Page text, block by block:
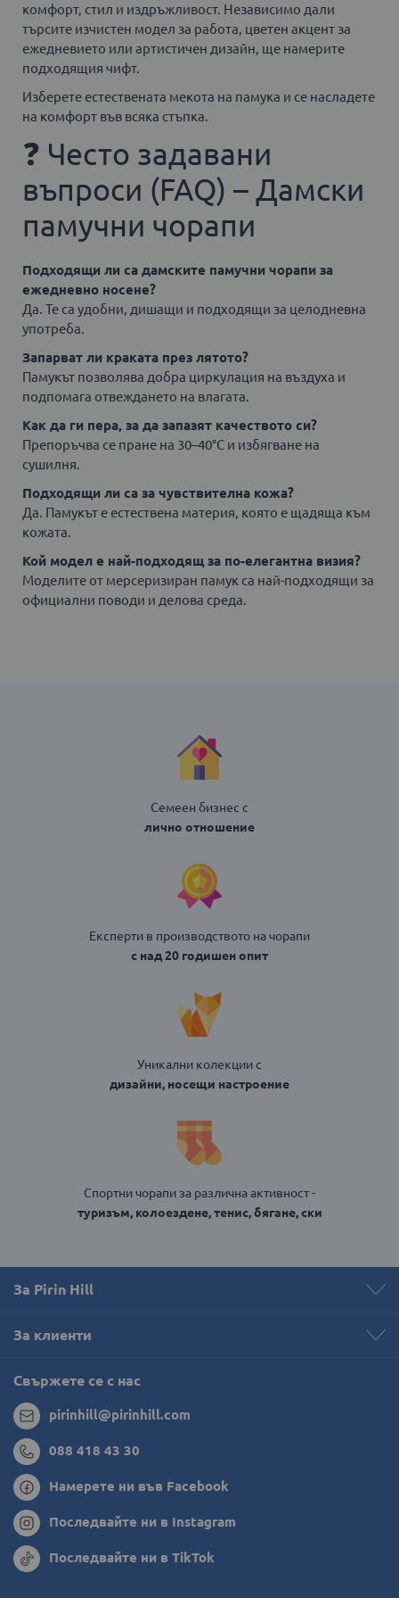
комфорт, стил и издръжливост. Независимо дали
търсите изчистен модел за работа, цветен акцент за
ежедневието или артистичен дизайн, ще намерите
подходящия чифт.
Изберете естествената мекота на памука и се насладете
на комфорт във всяка стъпка.
❓ Често задавани
въпроси (FAQ) – Дамски
памучни чорапи
Подходящи ли са дамските памучни чорапи за
ежедневно носене?
Да. Те са удобни, дишащи и подходящи за целодневна
употреба.
Запарват ли краката през лятото?
Памукът позволява добра циркулация на въздуха и
подпомага отвеждането на влагата.
Как да ги пера, за да запазят качеството си?
Препоръчва се пране на 30–40°C и избягване на
сушилня.
Подходящи ли са за чувствителна кожа?
Да. Памукът е естествена материя, която е щадяща към
кожата.
Кой модел е най-подходящ за по-елегантна визия?
Моделите от мерсеризиран памук са най-подходящи за
официални поводи и делова среда.
Семеен бизнес с
лично отношение
Експерти в производството на чорапи
с над 20 годишен опит
Уникални колекции с
дизайни, носещи настроение
Спортни чорапи за различна активност -
туризъм, колоездене, тенис, бягане, ски
За Pirin Hill
За клиенти
Свържете се с нас
pirinhill@pirinhill.com
088 418 43 30
Намерете ни във Facebook
Последвайте ни в Instagram
Последвайте ни в TikTok